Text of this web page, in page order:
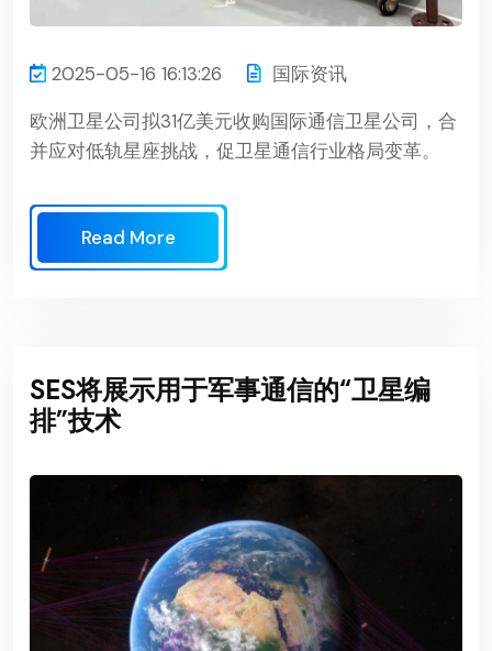
2025-05-16 16:13:26
国际资讯
欧洲卫星公司拟31亿美元收购国际通信卫星公司，合
并应对低轨星座挑战，促卫星通信行业格局变革。
Read More
SES将展示用于军事通信的“卫星编
排”技术